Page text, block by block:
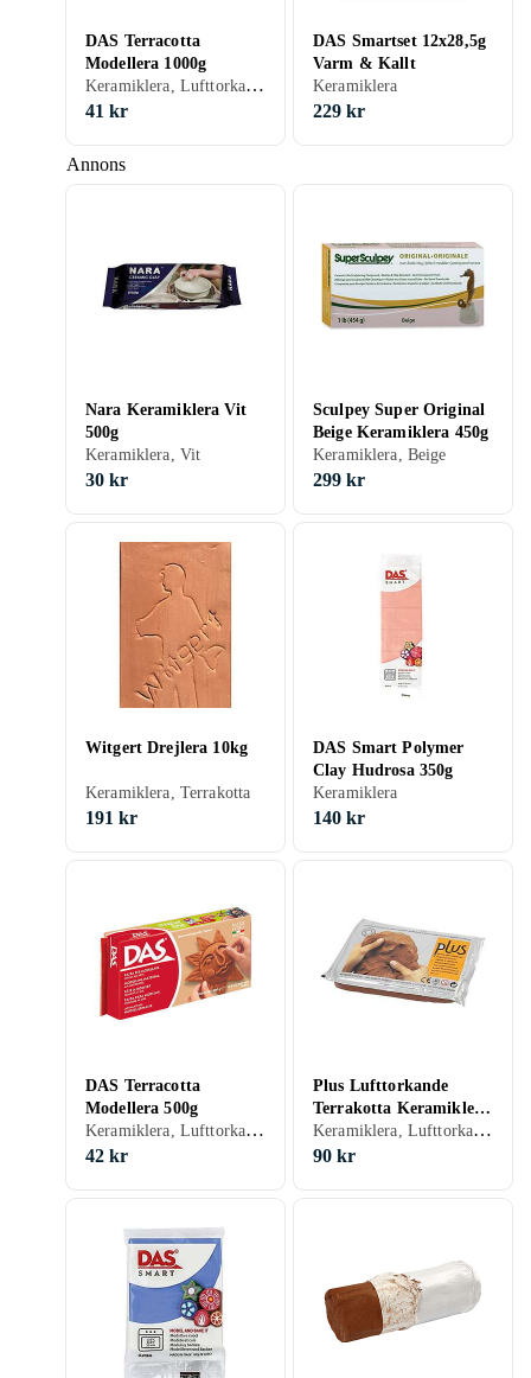
Annons
DAS Terracotta
Modellera 1000g
Keramiklera, Lufttorkande, Brun, Terrakotta
41 kr
DAS Smartset 12x28,5g
Varm & Kallt
Keramiklera
229 kr
Nara Keramiklera Vit
500g
Keramiklera, Vit
30 kr
Sculpey Super Original
Beige Keramiklera 450g
Keramiklera, Beige
299 kr
Witgert Drejlera 10kg
Keramiklera, Terrakotta
191 kr
DAS Smart Polymer
Clay Hudrosa 350g
Keramiklera
140 kr
DAS Terracotta
Modellera 500g
Keramiklera, Lufttorkande, Terrakotta
42 kr
Plus Lufttorkande
Terrakotta Keramiklera
1000g
Keramiklera, Lufttorkande, Terrakotta
90 kr